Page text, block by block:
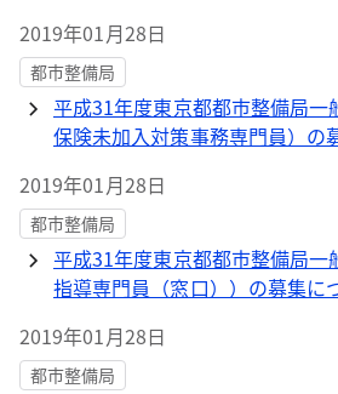
2019年01月28日
都市整備局
平成31年度東京都都市整備局一
保険未加入対策事務専門員）の
2019年01月28日
都市整備局
平成31年度東京都都市整備局一
指導専門員（窓口））の募集に
2019年01月28日
都市整備局